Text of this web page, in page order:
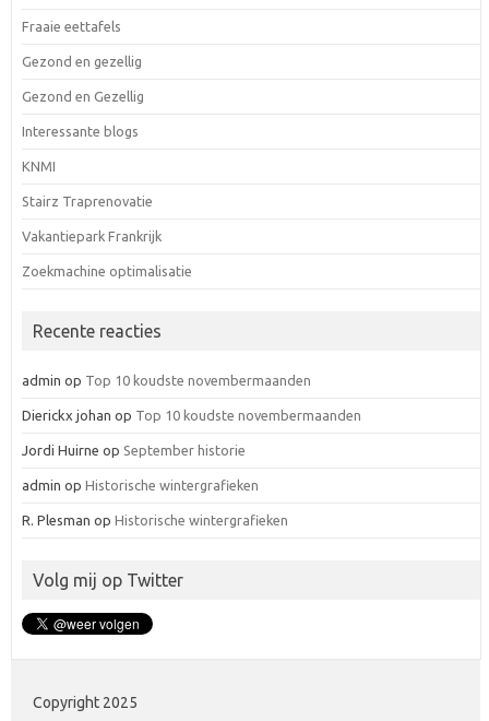
Fraaie eettafels
Gezond en gezellig
Gezond en Gezellig
Interessante blogs
KNMI
Stairz Traprenovatie
Vakantiepark Frankrijk
Zoekmachine optimalisatie
Recente reacties
admin op Top 10 koudste novembermaanden
Dierickx johan op Top 10 koudste novembermaanden
Jordi Huirne op September historie
admin op Historische wintergrafieken
R. Plesman op Historische wintergrafieken
Volg mij op Twitter
Copyright 2025